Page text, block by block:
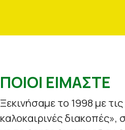
ΠΟΙΟΙ ΕΙΜΑΣΤΕ
Ξεκινήσαμε το 1998 με
καλοκαιρινές διακοπές»,